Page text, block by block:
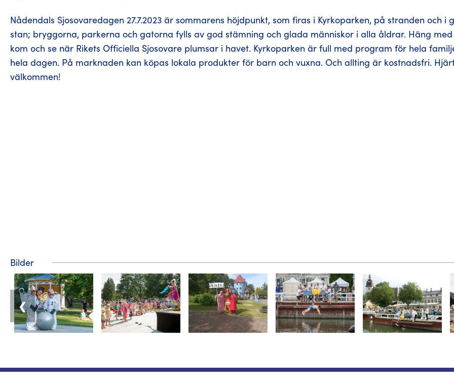
Nådendals Sjosovaredagen 27.7.2023 är sommarens höjdpunkt, som firas i Kyrkoparken, på stranden och i
stan; bryggorna, parkerna och gatorna fylls av god stämning och glada människor i alla åldrar. Häng
kom och se när Rikets Officiella Sjosovare plumsar i havet. Kyrkoparken är full med program för hela
hela dagen. På marknaden kan köpas lokala produkter för barn och vuxna. Och allting är kostnadsfri.
välkommen!
Bilder
❮